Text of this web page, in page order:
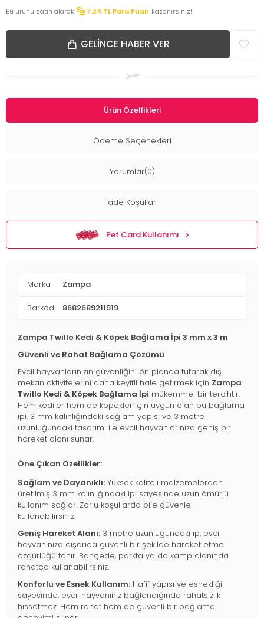
Bu ürünü satın alarak
7.24 TL Para Puan kazanırsınız!
GELINCE HABER VER
Ürün Özellikleri
Ödeme Seçenekleri
Yorumlar(0)
İade Koşulları
Pet Card Kullanımı
Marka Zampa
Barkod 8682689211919
Zampa Twillo Kedi & Köpek Bağlama İpi 3 mm x 3 m
Güvenli ve Rahat Bağlama Çözümü
Evcil hayvanlarınızın güvenliğini ön planda tutarak dış
mekan aktivitelerini daha keyifli hale getirmek için Zampa
Twillo Kedi & Köpek Bağlama İpi mükemmel bir tercihtir.
Hem kediler hem de köpekler için uygun olan bu bağlama
ipi, 3 mm kalınlığındaki sağlam yapısı ve 3 metre
uzunluğundaki tasarımı ile evcil hayvanlarınıza geniş bir
hareket alanı sunar.
Öne Çıkan Özellikler:
Sağlam ve Dayanıklı: Yüksek kaliteli malzemelerden
üretilmiş 3 mm kalınlığındaki ipi sayesinde uzun ömürlü
kullanım sağlar. Zorlu koşullarda bile güvenle
kullanabilirsiniz.
Geniş Hareket Alanı: 3 metre uzunluğundaki ip, evcil
hayvanınıza dışarıda güvenli bir şekilde hareket etme
özgürlüğü tanır. Bahçede, parkta ya da kamp alanında
rahatça kullanabilirsiniz.
Konforlu ve Esnek Kullanım: Hafif yapısı ve esnekliği
sayesinde, evcil hayvanınız bağlandığında rahatsızlık
hissetmez. Hem rahat hem de güvenli bir bağlama